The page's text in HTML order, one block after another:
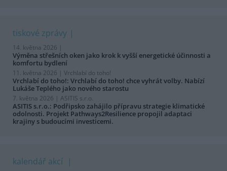
tiskové zprávy
14. května 2026 |
Výměna střešních oken jako krok k vyšší energetické účinnosti a
komfortu bydlení
11. května 2026 | Vrchlabí do toho!
Vrchlabí do toho!: Vrchlabí do toho! chce vyhrát volby. Nabízí
Lukáše Teplého jako nového starostu
7. května 2026 | ASITIS s.r.o.
ASITIS s.r.o.: Podřipsko zahájilo přípravu strategie klimatické
odolnosti. Projekt Pathways2Resilience propojil adaptaci
krajiny s budoucími investicemi.
kalendář akcí